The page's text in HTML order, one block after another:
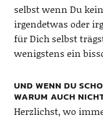
selbst wenn Du
irgendetwas oder
für Dich selbst
wenigstens ein
UND WENN DU
WARUM AUCH
Herzlichst, wo